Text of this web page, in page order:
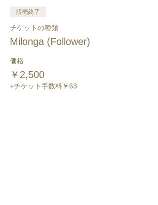
販売終了
チケットの種類
Milonga (Follower)
価格
￥2,500
+チケット手数料￥63